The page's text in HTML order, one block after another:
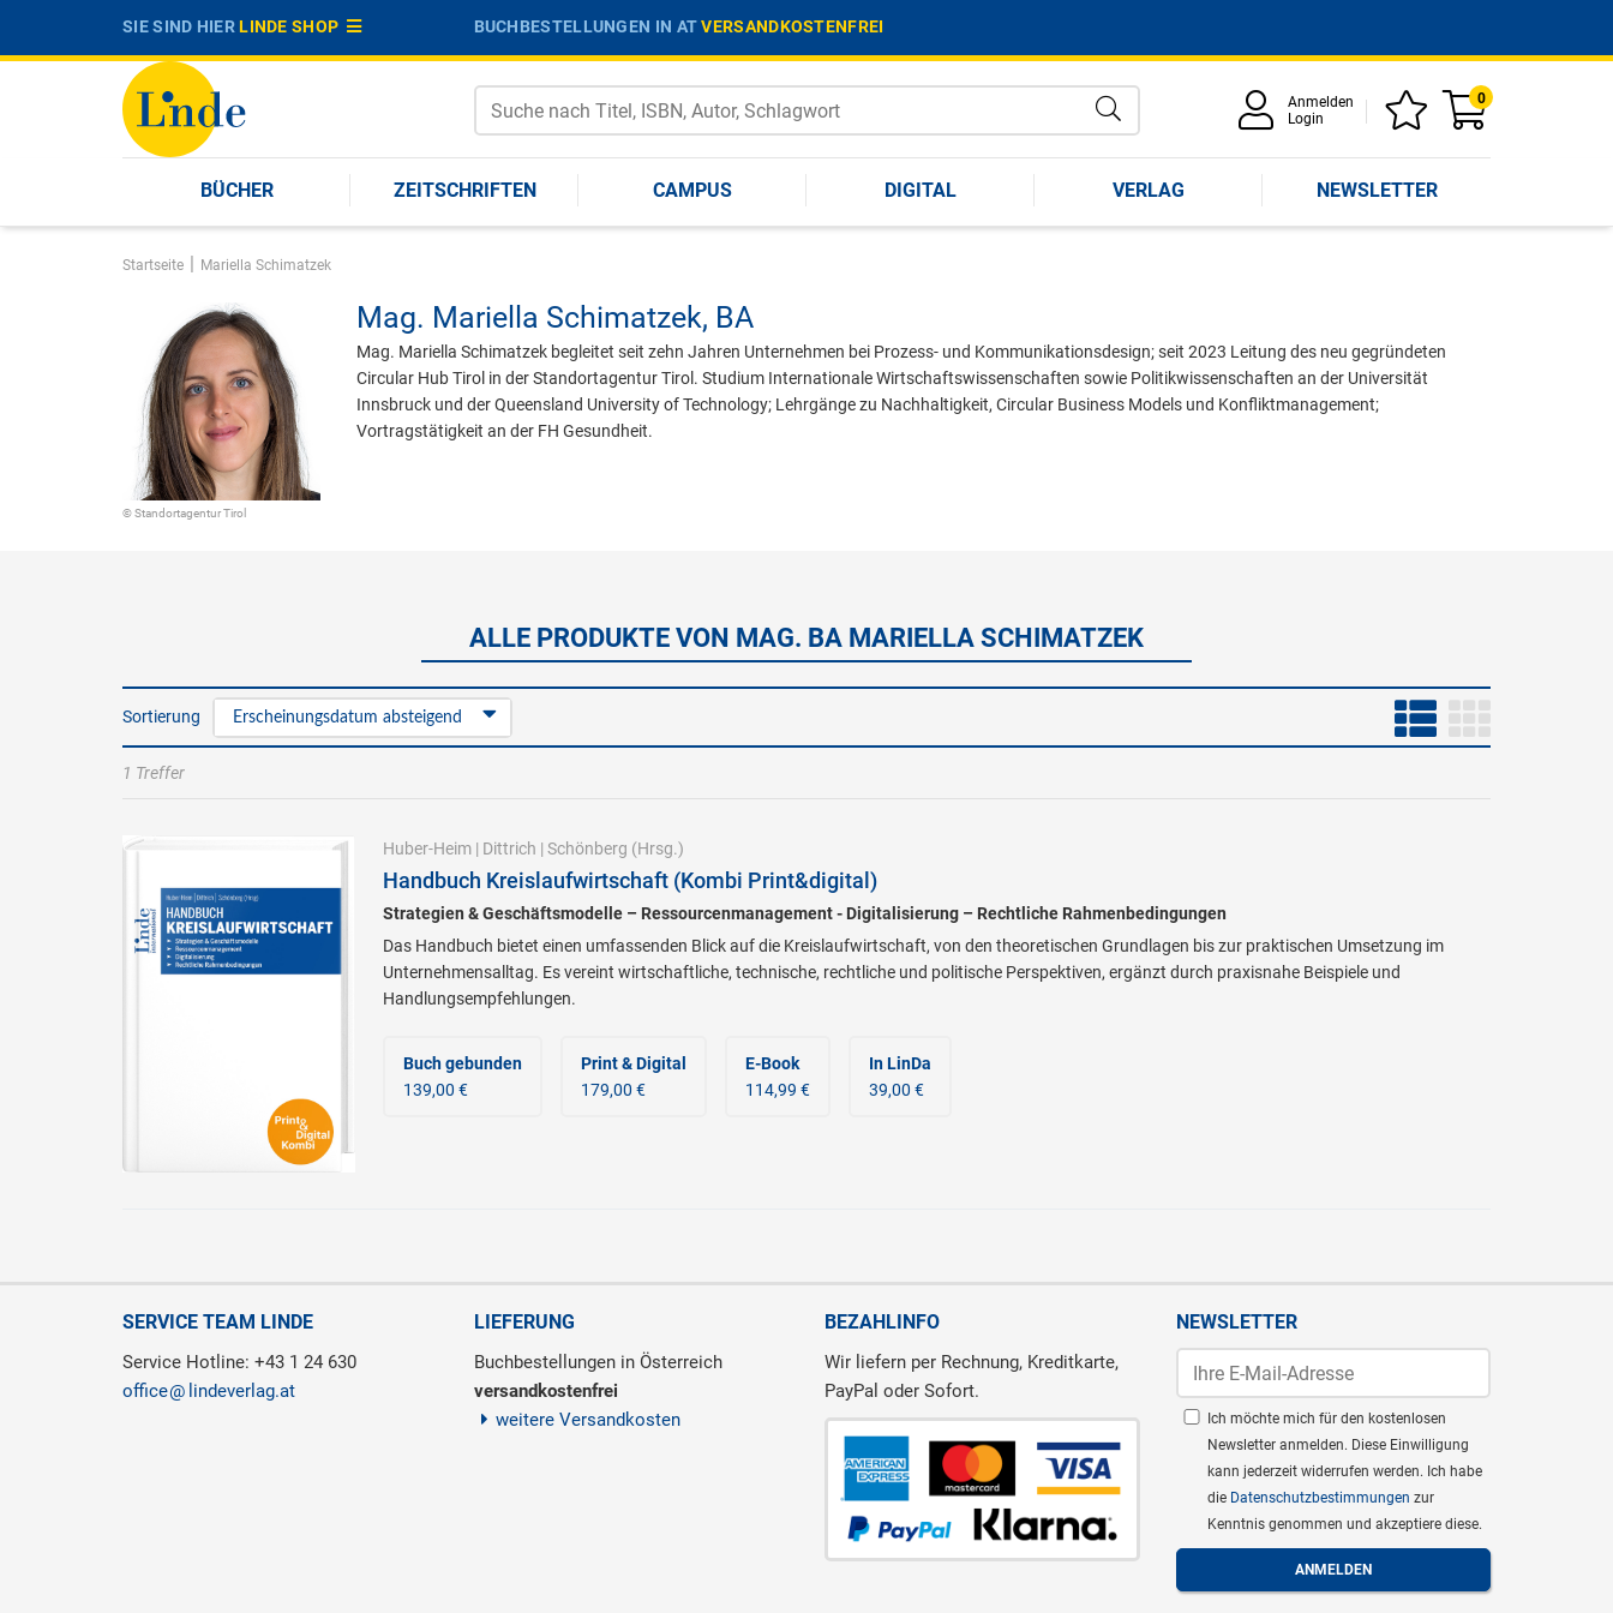
SIE SIND HIERLINDE SHOP BUCHBESTELLUNGEN IN ATVERSANDKOSTENFREI
Anmelden
Login
0
BÜCHER ZEITSCHRIFTEN CAMPUS DIGITAL VERLAG NEWSLETTER
Startseite | Mariella Schimatzek
© Standortagentur Tirol
Mag. Mariella Schimatzek, BA
Mag. Mariella Schimatzek begleitet seit zehn Jahren Unternehmen bei Prozess- und Kommunikationsdesign; seit 2023 Leitung des neu gegründeten
Circular Hub Tirol in der Standortagentur Tirol. Studium Internationale Wirtschaftswissenschaften sowie Politikwissenschaften an der Universität
Innsbruck und der Queensland University of Technology; Lehrgänge zu Nachhaltigkeit, Circular Business Models und Konfliktmanagement;
Vortragstätigkeit an der FH Gesundheit.
ALLE PRODUKTE VON MAG. BA MARIELLA SCHIMATZEK
Sortierung Erscheinungsdatum absteigend
1 Treffer
Huber-Heim| Dittrich | Schönberg (Hrsg.)
Handbuch Kreislaufwirtschaft (Kombi Print&digital)
Strategien & Geschäftsmodelle – Ressourcenmanagement - Digitalisierung – Rechtliche Rahmenbedingungen
Das Handbuch bietet einen umfassenden Blick auf die Kreislaufwirtschaft, von den theoretischen Grundlagen bis zur praktischen Umsetzung im
Unternehmensalltag. Es vereint wirtschaftliche, technische, rechtliche und politische Perspektiven, ergänzt durch praxisnahe Beispiele und
Handlungsempfehlungen.
Buch gebunden
139,00 €
Print & Digital
179,00 €
E-Book
114,99 €
In LinDa
39,00 €
SERVICE TEAM LINDE
Service Hotline: +43 1 24 630
office
lindeverlag.at
LIEFERUNG
Buchbestellungen in Österreich
versandkostenfrei
weitere Versandkosten
BEZAHLINFO
Wir liefern per Rechnung, Kreditkarte,
PayPal oder Sofort.
NEWSLETTER
Ich möchte mich für den kostenlosen
Newsletter anmelden. Diese Einwilligung
kann jederzeit widerrufen werden. Ich habe
die Datenschutzbestimmungen zur
Kenntnis genommen und akzeptiere diese.